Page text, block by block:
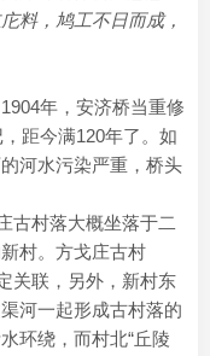
料，鸠工不日而成，
年，安济桥当重修
距今满120年了。如
河水污染严重，桥头
古村落大概坐落于二
村。方戈庄古村
关联，另外，新村东
河一起形成古村落的
环绕，而村北“丘陵